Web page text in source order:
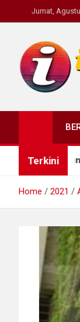
to
Jumat,
Terkini
untuk Warga
Home 2021